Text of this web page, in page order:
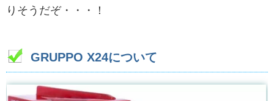
りそうだぞ・・・！
GRUPPO X24について